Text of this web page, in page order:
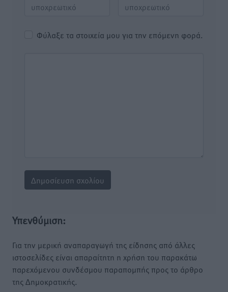
Φύλαξε τα στοιχεία μου για την επόμενη φορά.
Υπενθύμιση:
Για την μερική αναπαραγωγή της είδησης από άλλες
ιστοσελίδες είναι απαραίτητη η χρήση του παρακάτω
παρεχόμενου συνδέσμου παραπομπής προς το άρθρο
της Δημοκρατικής.